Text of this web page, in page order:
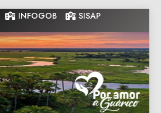
INFOGOB SISAP
Gobernacion
de Guarico
Gobernacion de Guarico